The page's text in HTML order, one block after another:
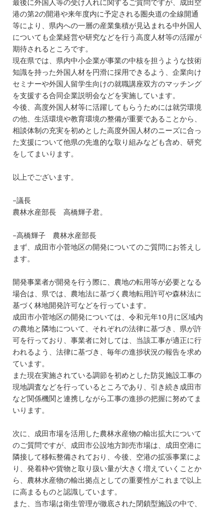
最後に外国人等の受け入れに関するご質問ですが、成田空
港の第2の開港や来年度内に予定される圏央道の全線開通
等により、県内への一層の産業集積が見込まれる中外国人
についても企業経営や研究などを行う高度人材等の活躍が
期待されるところです。
現在県では、県内中小企業が事業の中核を担うような技術
知識を持った外国人材を円滑に採用できるよう、企業向け
セミナーや外国人留学生向けの就職講座双方のマッチング
を支援する合同企業説明会などを実施しています。
今後、高度外国人材等に活躍してもらうためには就労環境
の他、生活環境や教育環境の整備が重要であることから、
相談体制の充実を初めとした高度外国人材のニーズに合っ
た支援について他県の先進的な取り組みなども含め、研究
をしてまいります。
以上でございます。
–議長
農林水産部長 高橋輝子君。
–高橋輝子 農林水産部長
まず、成田市小菅地区の開発についてのご質問にお答えし
ます。
開発事業者が開発を行う際に、農地の転用等が必要となる
場合は、県では、農地法に基づく農地転用許可や森林法に
基づく林地開発許可などを行っています。
成田市小菅地区の開発については、令和元年10月に区域内
の農地と隣地について、それぞれの法律に基づき、県が許
可を行っており、事業者に対しては、当該工事が適正に行
われるよう、法律に基づき、毎年の進捗状況の報告を求め
ています。
また現在実施されている調節を初めとした防災施設工事の
現地調査などを行っているところであり、引き続き成田市
など関係機関と連携しながら工事の進捗の把握に努めてま
いります。
次に、成田市場を活用した農林水産物の輸出拡大について
のご質問ですが、成田市公設地方卸売市場は、成田空港に
隣接して移転整備されており、今後、空港の拡張事業によ
り、発着枠や貨物と取り扱い量が大きく増えていくことか
ら、農林水産物の輸出拠点としての重要性がこれまで以上
に高まるものと認識しています。
また、当市場は衛生管理が徹底された閉鎖型施設の中で、